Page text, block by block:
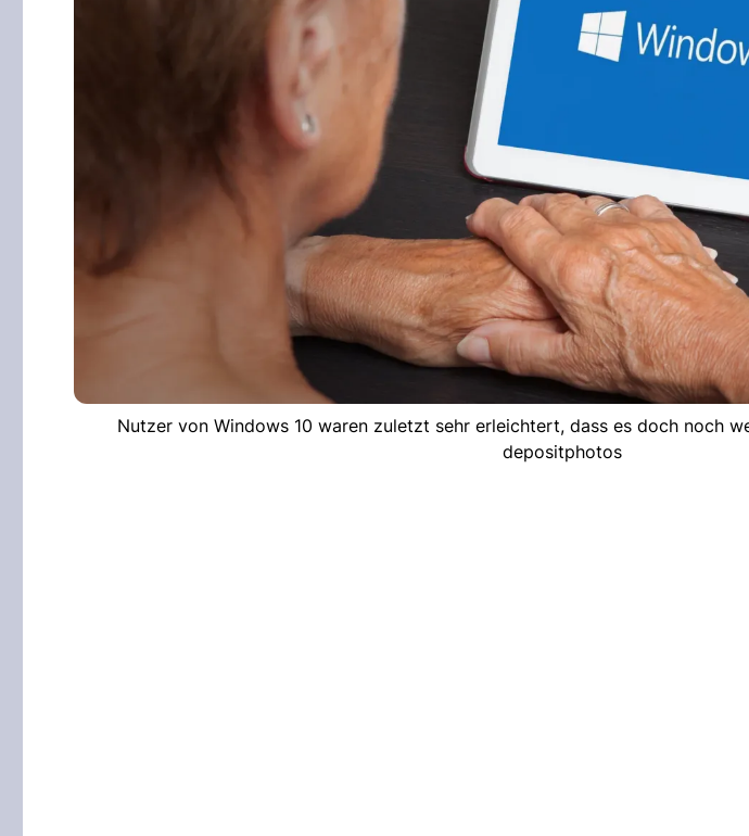
Nutzer von Windows 10 waren zuletzt sehr erleichtert, dass es doch noch
depositphotos